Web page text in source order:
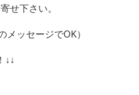
せ下さい。
メッセージでOK）
↓↓